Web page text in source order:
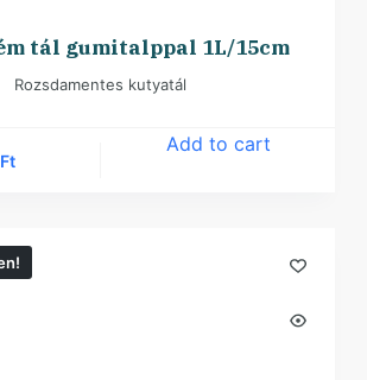
tál gumitalppal 1L/15cm
Rozsdamentes kutyatál
Ft
Add to cart